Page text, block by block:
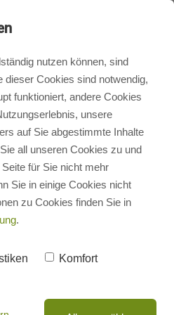
GmbH
Deutschland
nutzen können, sind
dieser Cookies sind notwendig,
funktioniert, andere Cookies
unsere
auf Sie abgestimmte Inhalte
all unseren Cookies zu und
für Sie nicht mehr
Sie in einige Cookies nicht
zu Cookies finden Sie in
.
Komfort